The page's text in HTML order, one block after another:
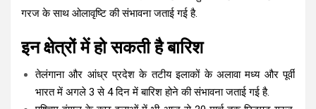
गरज के साथ ओलावृष्टि की संभावना जताई गई है.
इन क्षेत्रों में हो सकती है बारिश
तेलंगाना और आंध्र प्रदेश के तटीय इलाकों के अलावा मध्य और पूर्वी
भारत में अगले 3 से 4 दिन में बारिश होने की संभावना जताई गई है.